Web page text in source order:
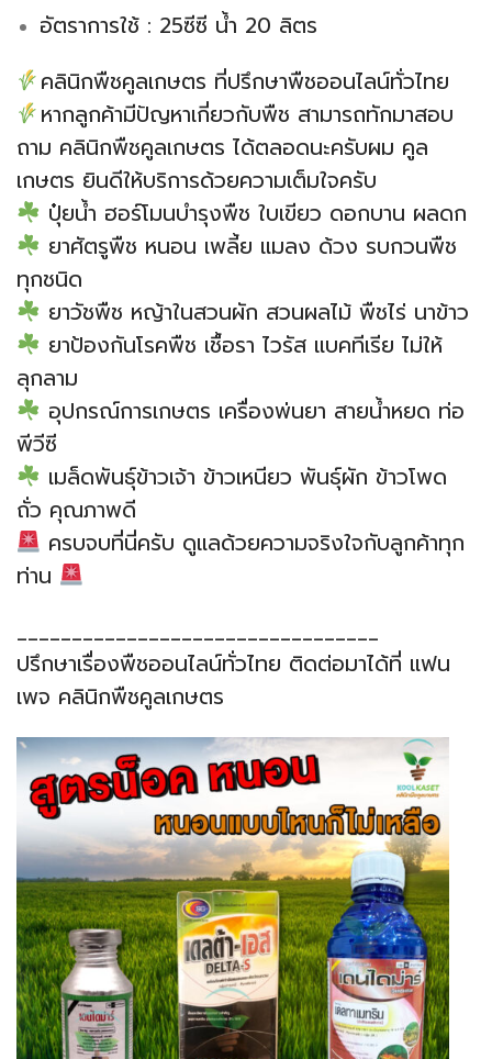
อัตราการใช้ : 25ซีซี น้ำ 20 ลิตร
คลินิกพืชคูลเกษตร ที่ปรึกษาพืชออนไลน์ทั่วไทย
หากลูกค้ามีปัญหาเกี่ยวกับพืช สามารถทักมาสอบ
ถาม คลินิกพืชคูลเกษตร ได้ตลอดนะครับผม คูล
เกษตร ยินดีให้บริการด้วยความเต็มใจครับ
ปุ๋ยน้ำ ฮอร์โมนบำรุงพืช ใบเขียว ดอกบาน ผลดก
ยาศัตรูพืช หนอน เพลี้ย แมลง ด้วง รบกวนพืช
ทุกชนิด
ยาวัชพืช หญ้าในสวนผัก สวนผลไม้ พืชไร่ นาข้าว
ยาป้องกันโรคพืช เชื้อรา ไวรัส แบคทีเรีย ไม่ให้
ลุกลาม
อุปกรณ์การเกษตร เครื่องพ่นยา สายน้ำหยด ท่อ
พีวีซี
เมล็ดพันธุ์ข้าวเจ้า ข้าวเหนียว พันธุ์ผัก ข้าวโพด
ถั่ว คุณภาพดี
ครบจบที่นี่ครับ ดูแลด้วยความจริงใจกับลูกค้าทุก
ท่าน
_________________________________
ปรึกษาเรื่องพืชออนไลน์ทั่วไทย ติดต่อมาได้ที่ แฟน
เพจ คลินิกพืชคูลเกษตร